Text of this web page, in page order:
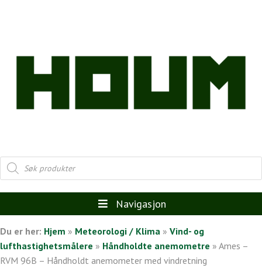
Products
search
Navigasjon
Du er her: Hjem » Meteorologi / Klima » Vind- og
lufthastighetsmålere » Håndholdte anemometre » Ames –
RVM 96B – Håndholdt anemometer med vindretning